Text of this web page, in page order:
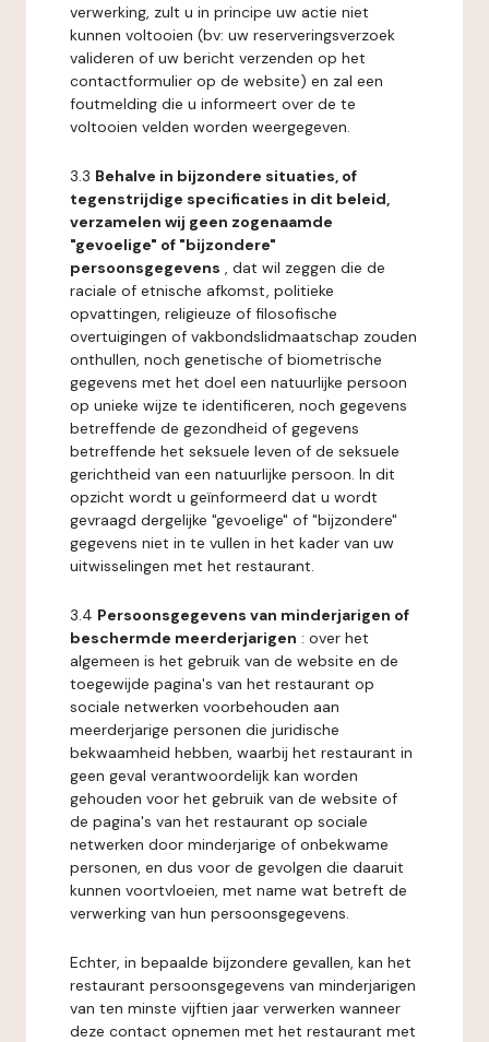
verwerking, zult u in principe uw actie niet
kunnen voltooien (bv: uw reserveringsverzoek
valideren of uw bericht verzenden op het
contactformulier op de website) en zal een
foutmelding die u informeert over de te
voltooien velden worden weergegeven.
3.3 Behalve in bijzondere situaties, of
tegenstrijdige specificaties in dit beleid,
verzamelen wij geen zogenaamde
"gevoelige" of "bijzondere"
persoonsgegevens , dat wil zeggen die de
raciale of etnische afkomst, politieke
opvattingen, religieuze of filosofische
overtuigingen of vakbondslidmaatschap zouden
onthullen, noch genetische of biometrische
gegevens met het doel een natuurlijke persoon
op unieke wijze te identificeren, noch gegevens
betreffende de gezondheid of gegevens
betreffende het seksuele leven of de seksuele
gerichtheid van een natuurlijke persoon. In dit
opzicht wordt u geïnformeerd dat u wordt
gevraagd dergelijke "gevoelige" of "bijzondere"
gegevens niet in te vullen in het kader van uw
uitwisselingen met het restaurant.
3.4 Persoonsgegevens van minderjarigen of
beschermde meerderjarigen : over het
algemeen is het gebruik van de website en de
toegewijde pagina's van het restaurant op
sociale netwerken voorbehouden aan
meerderjarige personen die juridische
bekwaamheid hebben, waarbij het restaurant in
geen geval verantwoordelijk kan worden
gehouden voor het gebruik van de website of
de pagina's van het restaurant op sociale
netwerken door minderjarige of onbekwame
personen, en dus voor de gevolgen die daaruit
kunnen voortvloeien, met name wat betreft de
verwerking van hun persoonsgegevens.
Echter, in bepaalde bijzondere gevallen, kan het
restaurant persoonsgegevens van minderjarigen
van ten minste vijftien jaar verwerken wanneer
deze contact opnemen met het restaurant met